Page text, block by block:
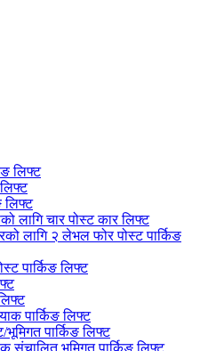
लिफ्ट
लिफ्ट
लागि चार पोस्ट कार लिफ्ट
लागि २ लेभल फोर पोस्ट पार्किङ
पार्किङ लिफ्ट
पार्किङ लिफ्ट
भूमिगत पार्किङ लिफ्ट
संचालित भूमिगत पार्किङ लिफ्ट